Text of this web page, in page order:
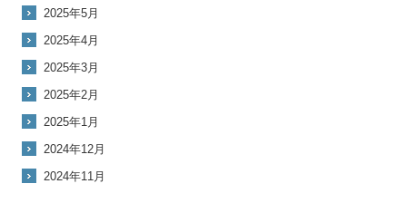
2025年5月
2025年4月
2025年3月
2025年2月
2025年1月
2024年12月
2024年11月